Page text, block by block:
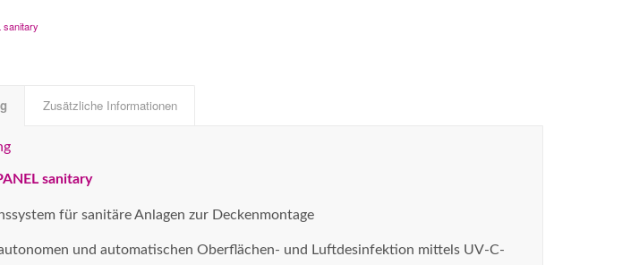
sanitary
Zusätzliche Informationen
sanitary
für sanitäre Anlagen zur Deckenmontage
und automatischen Oberflächen- und Luftdesinfektion mittels UV-C-